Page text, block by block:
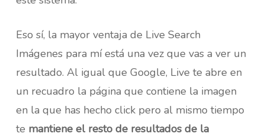
Eso sí, la mayor ventaja de Live Search
Imágenes para mí está una vez que vas a ver un
resultado. Al igual que Google, Live te abre en
un recuadro la página que contiene la imagen
en la que has hecho click pero al mismo tiempo
te mantiene el resto de resultados de la